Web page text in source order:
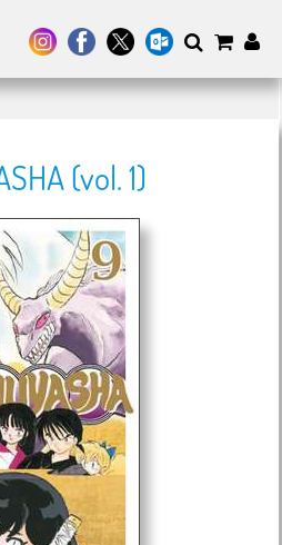
(vol. 1)